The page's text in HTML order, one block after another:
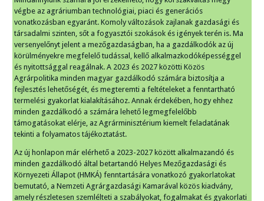
végbe az agráriumban technológiai, piaci és generációs
vonatkozásban egyaránt. Komoly változások zajlanak gazdasági és
társadalmi szinten, sőt a fogyasztói szokások és igények terén is. Ma
versenyelőnyt jelent a mezőgazdaságban, ha a gazdálkodók az új
körülményekre megfelelő tudással, kellő alkalmazkodóképességgel
és nyitottsággal reagálnak. A 2023 és 2027 közötti Közös
Agrárpolitika minden magyar gazdálkodó számára biztosítja a
fejlesztés lehetőségét, és megteremti a feltételeket a fenntartható
termelési gyakorlat kialakításához. Annak érdekében, hogy ehhez
minden gazdálkodó a számára lehető legmegfelelőbb
támogatásokat elérje, az Agrárminisztérium kiemelt feladatának
tekinti a folyamatos tájékoztatást.
Az új honlapon már elérhető a 2023-2027 között alkalmazandó és
minden gazdálkodó által betartandó Helyes Mezőgazdasági és
Környezeti Állapot (HMKÁ) fenntartására vonatkozó gyakorlatokat
bemutató, a Nemzeti Agrárgazdasági Kamarával közös kiadvány,
amely részletesen szemlélteti a szabályokat, fogalmakat és gyakorlati